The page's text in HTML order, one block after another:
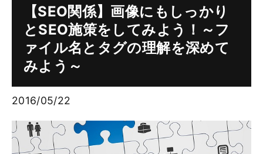
【SEO関係】画像にもしっかり
とSEO施策をしてみよう！～フ
ァイル名とタグの理解を深めて
みよう～
2016/05/22